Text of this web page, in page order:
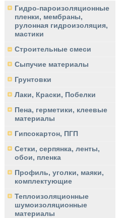
Гидро-пароизоляционные
пленки, мембраны,
рулонная гидроизоляция,
мастики
Строительные смеси
Сыпучие материалы
Грунтовки
Лаки, Краски, Побелки
Пена, герметики, клеевые
материалы
Гипсокартон, ПГП
Сетки, серпянка, ленты,
обои, пленка
Профиль, уголки, маяки,
комплектующие
Теплоизоляционные
шумоизоляционные
материалы